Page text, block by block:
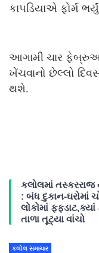
કાપડિયાએ ફોર્મ
આગામી ચાર
ખેંચવાનો છેલ્લો
થશે.
કલોલમાં તસ્કરરાજ
: બંધ દુકાન-ઘરોમાં
લોકોમાં ફફડાટ,ક્યાં
તાળા તૂટ્યા વાંચો
કલોલ સમાચાર